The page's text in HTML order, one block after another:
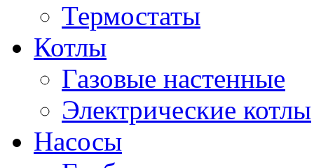
Термостаты
Котлы
Газовые настенные
Электрические котлы
Насосы